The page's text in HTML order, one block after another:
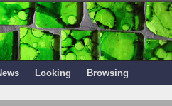
Looking Browsing